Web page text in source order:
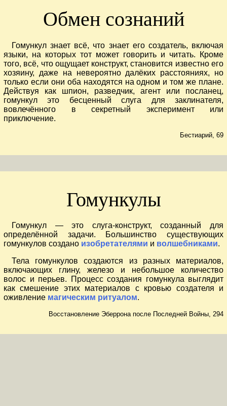
Обмен сознаний
Гомункул знает всё, что знает его создатель, включая
языки, на которых тот может говорить и читать. Кроме
того, всё, что ощущает конструкт, становится известно его
хозяину, даже на невероятно далёких расстояниях, но
только если они оба находятся на одном и том же плане.
Действуя как шпион, разведчик, агент или посланец,
гомункул это бесценный слуга для заклинателя,
вовлечённого в секретный эксперимент или
приключение.
Бестиарий, 69
Гомункулы
Гомункул — это слуга-конструкт, созданный для
определённой задачи. Большинство существующих
гомункулов создано изобретателями и волшебниками.
Тела гомункулов создаются из разных материалов,
включающих глину, железо и небольшое количество
волос и перьев. Процесс создания гомункула выглядит
как смешение этих материалов с кровью создателя и
оживление магическим ритуалом.
Восстановление Эберрона после Последней Войны, 294